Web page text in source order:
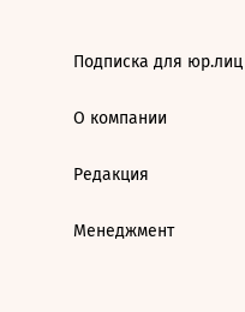
Подписка для юр.лиц
О компании
Редакция
Менеджмент